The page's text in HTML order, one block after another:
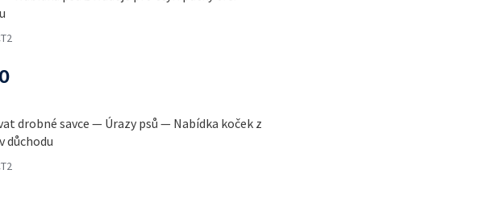
drobné savce — Úrazy psů — Nabídka koček z
důchodu